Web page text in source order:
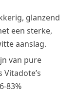
glanzend
een sterke,
aanslag.
van pure
83%